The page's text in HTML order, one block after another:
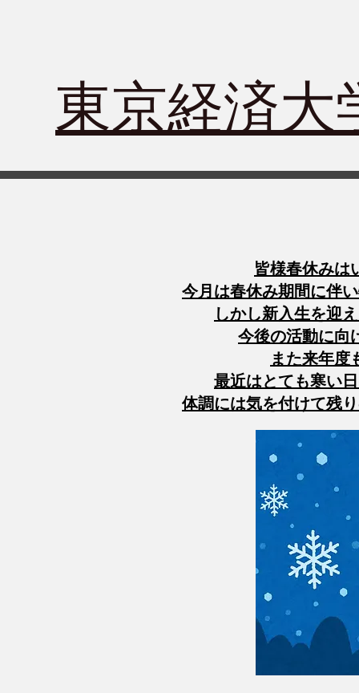
東京経済大
皆様春休みは
今月は春休み期間に伴
しかし新入生を迎
今後の活動に向
また来年度
最近はとても寒い
体調には気を付けて残